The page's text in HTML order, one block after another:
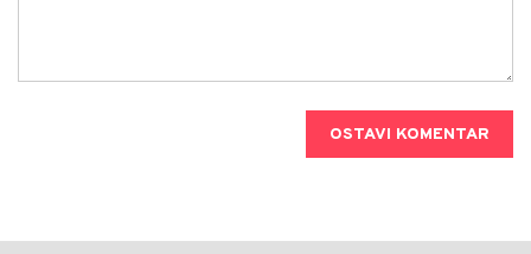
OSTAVI KOMENTAR